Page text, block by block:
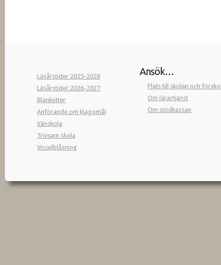
Läsårstider 2025-2026
Läsårstider 2026-2027
Blanketter
Anförande om klagomål
Vänskola
Trivsam skola
Visselblåsning
Ansök…
Plats till skolan och
Om lärartjänst
Om stödkassan